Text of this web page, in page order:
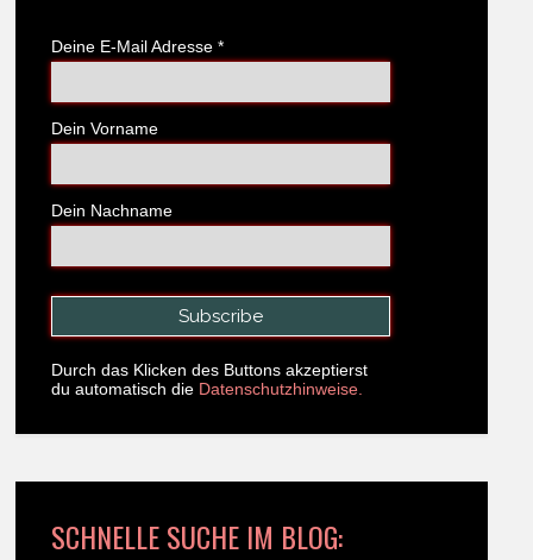
Deine E-Mail Adresse *
Dein Vorname
Dein Nachname
Durch das Klicken des Buttons akzeptierst
du automatisch die Datenschutzhinweise.
SCHNELLE SUCHE IM BLOG: